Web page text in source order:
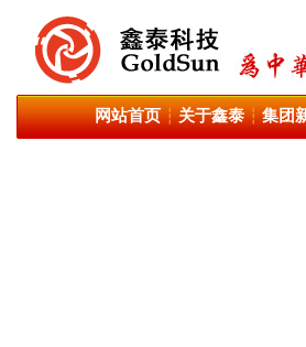
网站首页┆关于鑫泰┆集团